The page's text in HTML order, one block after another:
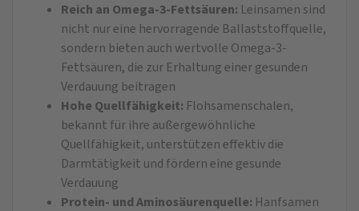
Reich an Omega-3-Fettsäuren: Leinsamen sind
nicht nur eine hervorragende Ballaststoffquelle,
sondern bieten auch wertvolle Omega-3-
Fettsäuren, die zur Erhaltung einer gesunden
Verdauung beitragen
Hohe Quellfähigkeit: Flohsamenschalen,
bekannt für ihre außergewöhnliche
Quellfähigkeit, unterstützen effektiv die
Darmtätigkeit und fördern eine gesunde
Verdauung
Protein- und Aminosäurenquelle: Hanfsamen